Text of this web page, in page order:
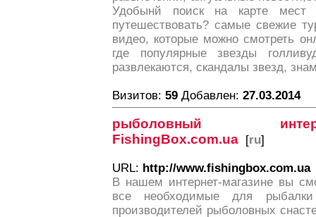
Удобынй поиск на карте мест
путешествовать? самые свежие
видео, которые можно смотреть
где популярные звезды
развлекаются, скандалы звезд,
Визитов: 59 Добавлен: 27.03.2014
рыболовный
FishingBox.com.ua [ru]
URL: http://www.fishingbox.com.ua
В нашем интернет-магазине вы
все необходимые для
производителей рыболовных